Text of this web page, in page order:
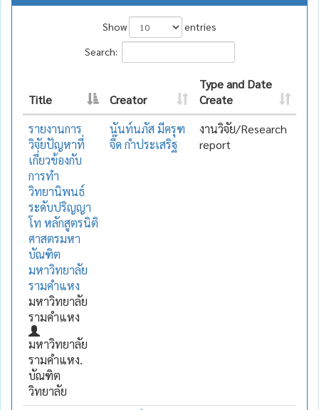
Show
entries
Search:
Title Creator
Type and Date
Create
รายงานการ
วิจัยปัญหาที่
เกี่ยวข้องกับ
การทำ
วิทยานิพนธ์
ระดับปริญญา
โท หลักสูตรนิติ
ศาสตรมหา
บัณฑิต
มหาวิทยาลัย
รามคำแหง
มหาวิทยาลัย
รามคำแหง
มหาวิทยาลัย
รามคำแหง.
บัณฑิต
วิทยาลัย
นันท์นภัส มีครุฑ
จี๊ด กำประเสริฐ
งานวิจัย/Research
report